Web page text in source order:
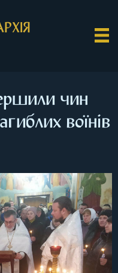
чин
воїнів